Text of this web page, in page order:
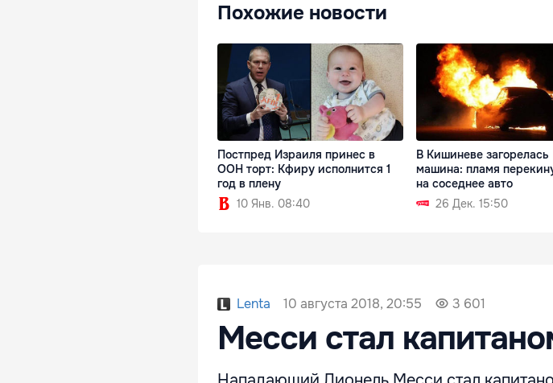
Похожие новости
Постпред Израиля принес в
ООН торт: Кфиру исполнится 1
год в плену
10 Янв. 08:40
В Кишиневе загорелась
машина: пламя
на соседнее авто
26 Дек. 15:50
Lenta 10 августа 2018, 20:55 3 601
Месси стал